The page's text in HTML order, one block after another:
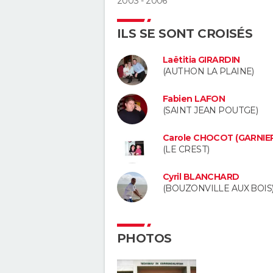
ILS SE SONT CROISÉS
Laëtitia GIRARDIN
(AUTHON LA PLAINE)
Fabien LAFON
(SAINT JEAN POUTGE)
Carole CHOCOT
(LE CREST)
Cyril BLANCHARD
(BOUZONVILLE AUX
PHOTOS